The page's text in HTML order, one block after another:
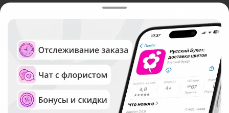
Служба круглосуточной доставки цветов в Кемерово
Русский Букет, 2026
Общество с ограниченной ответственностью «Технология»
ОГРН: 1195476081745, ИНН: 5410081997
Юридический адрес: г. Новосибирск, ул. Ипподромская,
д.42, оф. 3
Рейтинг Русского букета